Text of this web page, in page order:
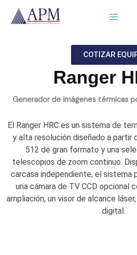
COTIZAR
Ranger
Generador de imágenes térmicas
El Ranger HRC es un sistema de
y alta resolución diseñado a partir
512 de gran formato y una
telescopios de zoom continuo.
carcasa independiente, el sistema
una cámara de TV CCD opcional
ampliación, un visor de alcance
digital.